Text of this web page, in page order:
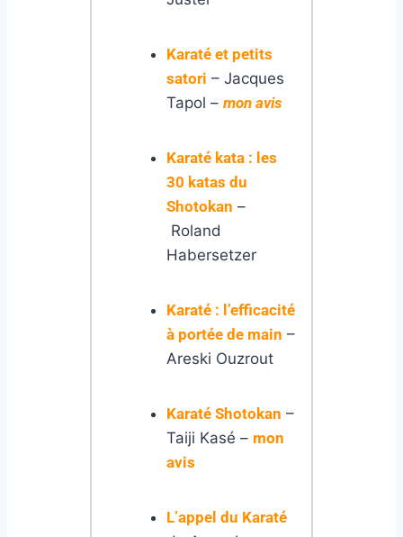
Karaté et petits
satori – Jacques
Tapol – mon avis
Karaté kata : les
30 katas du
Shotokan –
Roland
Habersetzer
Karaté : l’efficacité
à portée de main –
Areski Ouzrout
Karaté Shotokan –
Taiji Kasé – mon
avis
L’appel du Karaté